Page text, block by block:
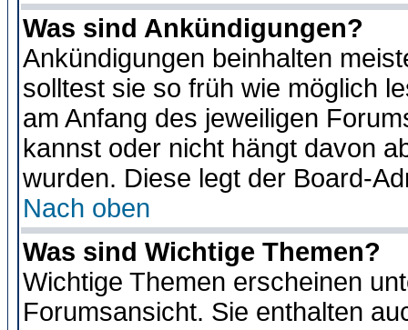
Was sind Ankündigungen?
Ankündigungen beinhalten
solltest sie so früh wie möglich
am Anfang des jeweiligen
kannst oder nicht hängt davon
wurden. Diese legt der Board-
Nach oben
Was sind Wichtige Themen?
Wichtige Themen erscheinen
Forumsansicht. Sie enthalten